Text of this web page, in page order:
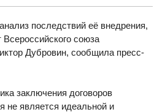
последствий её внедрения,
союза
Дубровин, сообщила пресс-
заключения договоров
не является идеальной и